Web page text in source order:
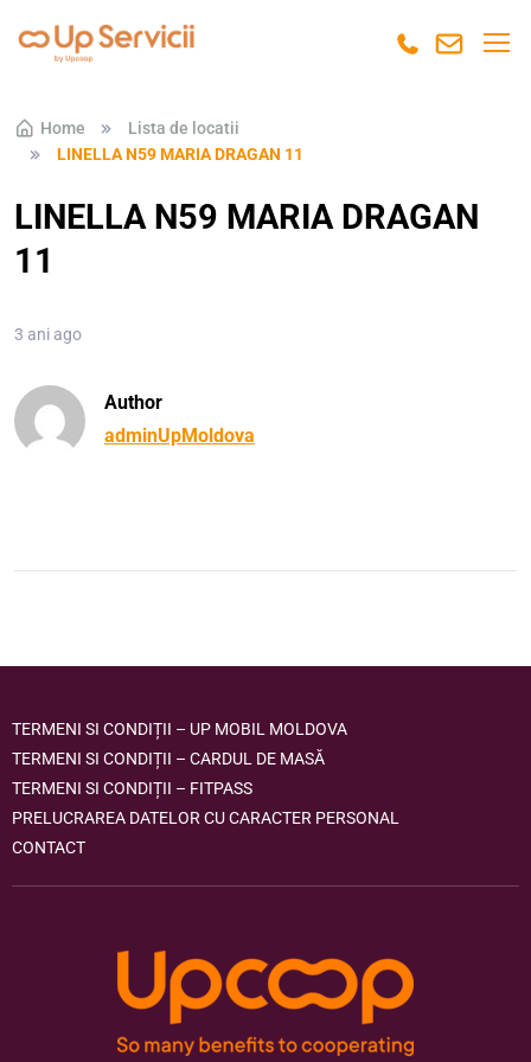
Skip to navigation
Skip to content
Home
Lista de locatii
LINELLA N59 MARIA DRAGAN 11
LINELLA N59 MARIA DRAGAN
11
3 ani ago
Author
adminUpMoldova
TERMENI SI CONDIȚII – UP MOBIL MOLDOVA
TERMENI SI CONDIȚII – CARDUL DE MASĂ
TERMENI SI CONDIȚII – FITPASS
PRELUCRAREA DATELOR CU CARACTER PERSONAL
CONTACT